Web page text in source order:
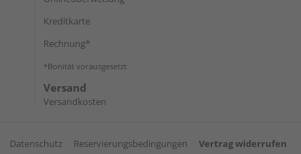
Kreditkarte
Rechnung*
*Bonität vorausgesetzt
Versand
Versandkosten
Datenschutz Reservierungsbedingungen Vertrag widerrufen